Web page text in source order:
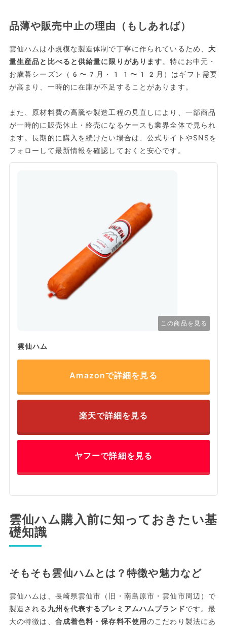
品薄や販売中止の理由（もしあれば）
雲仙ハムは小規模な製造体制で丁寧に作られているため、 大
量生産品と比べると供給量に限りがあります。特にお中元・
お歳暮シーズン（6〜7月・11〜12月）はギフト需要
が高まり、一時的に在庫が不足することがあります。
また、原材料費の高騰や製造工程の見直しにより、一部商品
が一時的に販売休止・終売になるケースも業界全体で見られ
ます。長期的に購入を続けたい場合は、公式サイトやSNSを
フォローして最新情報を確認しておくと安心です。
この商品を見る
雲仙ハム
Amazonで詳細を見る
楽天で詳細を見る
ヤフーで詳細を見る
雲仙ハム購入前に知っておきたい基
礎知識
そもそも雲仙ハムとは？特徴や魅力など
雲仙ハムは、長崎県雲仙市（旧・南島原市・雲仙市周辺）で
製造される 九州を代表するプレミアムハムブランドです。最
大の特徴は、 合成着色料・保存料不使用のこだわり製法にあ